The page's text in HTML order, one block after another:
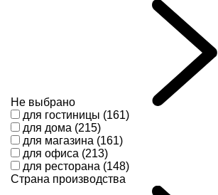
Не выбрано
для гостиницы (161)
для дома (215)
для магазина (161)
для офиса (213)
для ресторана (148)
Страна производства